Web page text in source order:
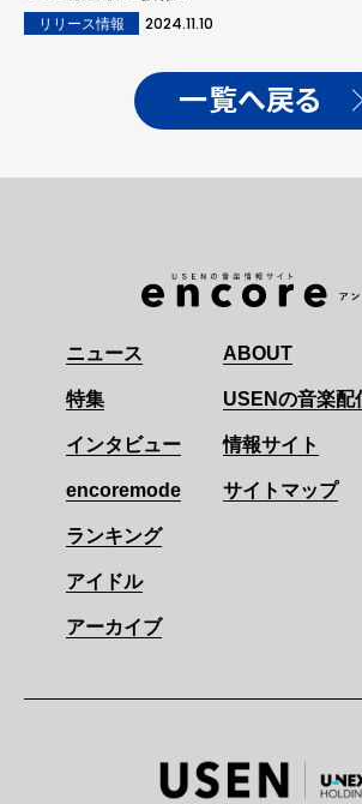
リリース情報 2024.11.10
一覧へ戻る
ニュース
特集
インタビュー
encoremode
ランキング
アイドル
アーカイブ
ABOUT
USENの音楽配
情報サイト
サイトマップ